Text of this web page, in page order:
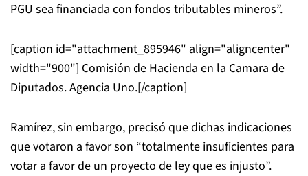
PGU sea financiada con fondos tributables mineros”.
[caption id="attachment_895946" align="aligncenter"
width="900"] Comisión de Hacienda en la Camara de
Diputados. Agencia Uno.[/caption]
Ramírez, sin embargo, precisó que dichas indicaciones
que votaron a favor son “totalmente insuficientes para
votar a favor de un proyecto de ley que es injusto”.